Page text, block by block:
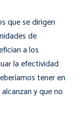
que se dirigen
de
a los
la efectividad
tener en
y que no